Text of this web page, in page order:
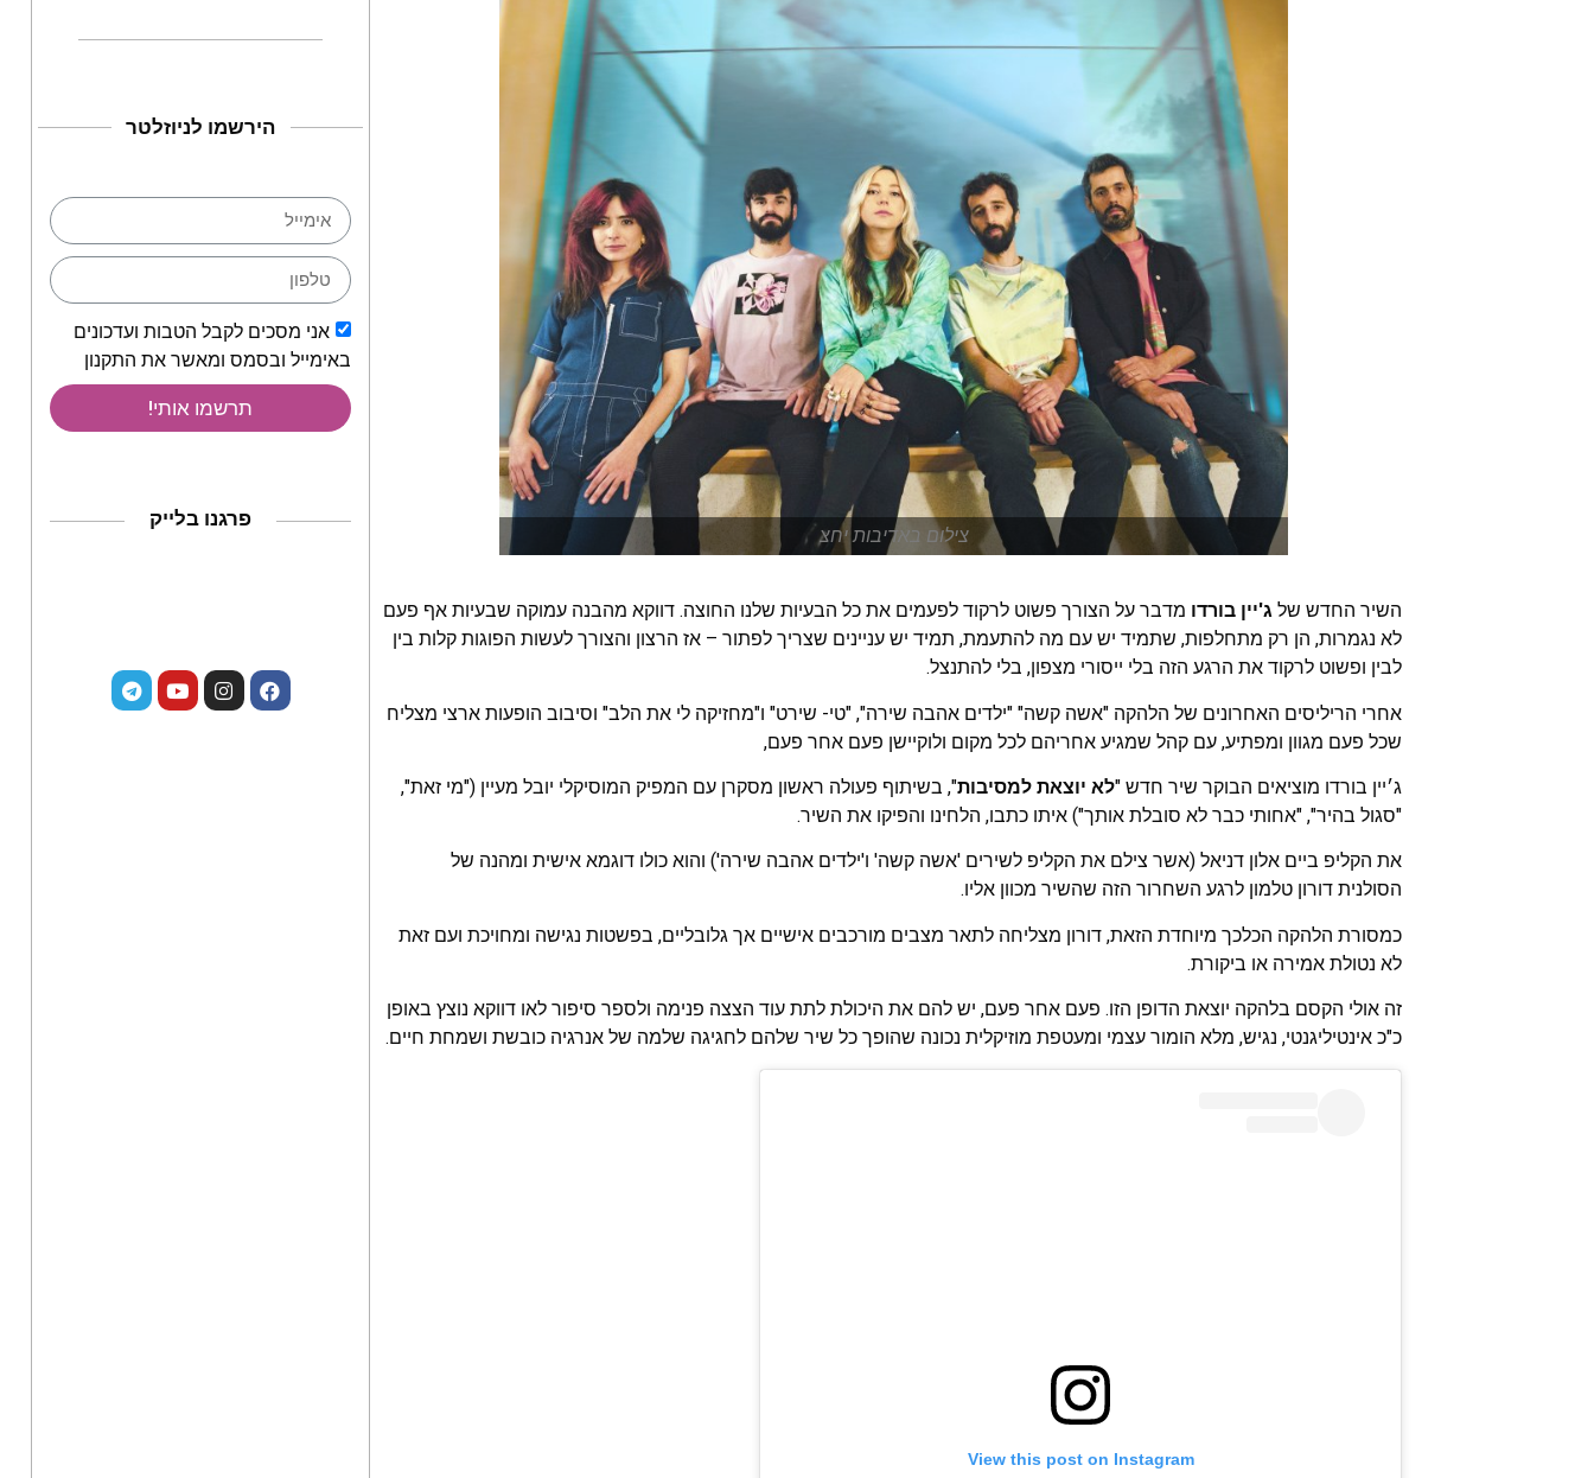
צילום באדיבות יחצ
השיר החדש של ג'יין בורדו מדבר על הצורך פשוט לרקוד לפעמים את כל הבעיות שלנו החוצה. דווקא מהבנה עמוקה שבעיות אף פעם
לא נגמרות, הן רק מתחלפות, שתמיד יש עם מה להתעמת, תמיד יש עניינים שצריך לפתור – אז הרצון והצורך לעשות הפוגות קלות בין
לבין ופשוט לרקוד את הרגע הזה בלי ייסורי מצפון, בלי להתנצל.
אחרי הריליסים האחרונים של הלהקה "אשה קשה" "ילדים אהבה שירה", "טי- שירט" ו"מחזיקה לי את הלב" וסיבוב הופעות ארצי מצליח
שכל פעם מגוון ומפתיע, עם קהל שמגיע אחריהם לכל מקום ולוקיישן פעם אחר פעם,
ג׳יין בורדו מוציאים הבוקר שיר חדש "לא יוצאת למסיבות", בשיתוף פעולה ראשון מסקרן עם המפיק המוסיקלי יובל מעיין ("מי זאת",
"סגול בהיר", "אחותי כבר לא סובלת אותך") איתו כתבו, הלחינו והפיקו את השיר.
את הקליפ ביים אלון דניאל (אשר צילם את הקליפ לשירים 'אשה קשה' ו'ילדים אהבה שירה') והוא כולו דוגמא אישית ומהנה של
הסולנית דורון טלמון לרגע השחרור הזה שהשיר מכוון אליו.
כמסורת הלהקה הכלכך מיוחדת הזאת, דורון מצליחה לתאר מצבים מורכבים אישיים אך גלובליים, בפשטות נגישה ומחויכת ועם זאת
לא נטולת אמירה או ביקורת.
זה אולי הקסם בלהקה יוצאת הדופן הזו. פעם אחר פעם, יש להם את היכולת לתת עוד הצצה פנימה ולספר סיפור לאו דווקא נוצץ באופן
כ"כ אינטיליגנטי, נגיש, מלא הומור עצמי ומעטפת מוזיקלית נכונה שהופך כל שיר שלהם לחגיגה שלמה של אנרגיה כובשת ושמחת חיים.
View this post on Instagram
הירשמו לניוזלטר
אני מסכים לקבל הטבות ועדכונים
באימייל ובסמס ומאשר את התקנון
תרשמו אותי!
פרגנו בלייק